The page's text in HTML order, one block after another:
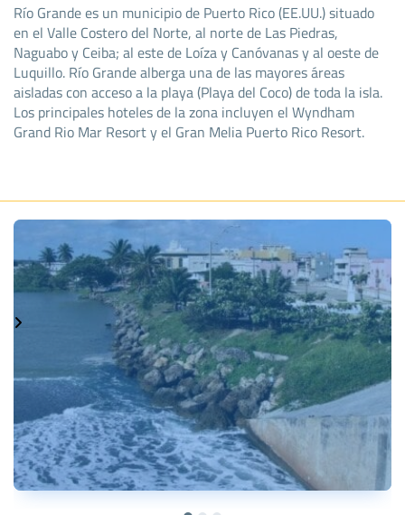
Río Grande es un municipio de Puerto Rico (EE.UU.) situado
en el Valle Costero del Norte, al norte de Las Piedras,
Naguabo y Ceiba; al este de Loíza y Canóvanas y al oeste de
Luquillo. Río Grande alberga una de las mayores áreas
aisladas con acceso a la playa (Playa del Coco) de toda la isla.
Los principales hoteles de la zona incluyen el Wyndham
Grand Rio Mar Resort y el Gran Melia Puerto Rico Resort.